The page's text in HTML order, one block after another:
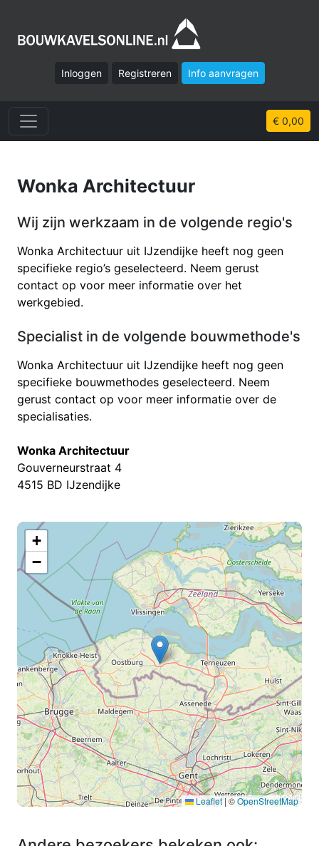
Inloggen Registreren Info aanvragen
€ 0,00
Wonka Architectuur
Wij zijn werkzaam in de volgende regio's
Wonka Architectuur uit IJzendijke heeft nog geen
specifieke regio’s geselecteerd. Neem gerust
contact op voor meer informatie over het
werkgebied.
Specialist in de volgende bouwmethode's
Wonka Architectuur uit IJzendijke heeft nog geen
specifieke bouwmethodes geselecteerd. Neem
gerust contact op voor meer informatie over de
specialisaties.
Wonka Architectuur
Gouverneurstraat 4
4515 BD IJzendijke
+
−
Leaflet |©OpenStreetMap